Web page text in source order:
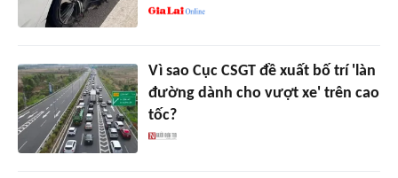
Vì sao Cục CSGT đề xuất bố trí 'làn
đường dành cho vượt xe' trên cao
tốc?